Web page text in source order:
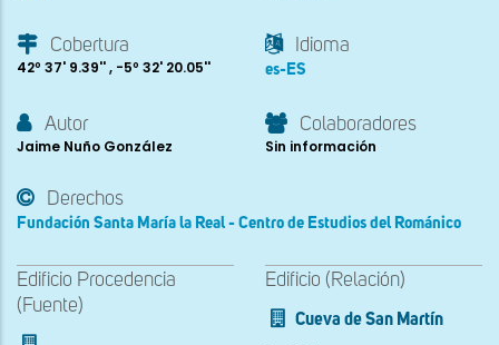
Cobertura
42º 37' 9.39'' , -5º 32' 20.05''
Idioma
es-ES
Autor
Jaime Nuño González
Colaboradores
Sin información
Derechos
Fundación Santa María la Real - Centro de Estudios del Románico
Edificio Procedencia
(Fuente)
Edificio (Relación)
Cueva de San Martín